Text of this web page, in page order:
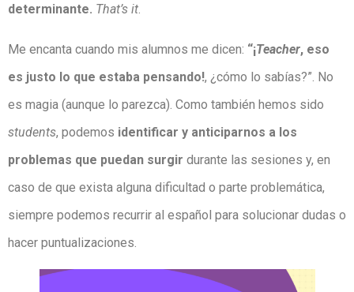
determinante. That’s it
Me encanta cuando mis alumnos me dicen: “¡Teacher, eso
es justo lo que estaba pensando!, ¿cómo lo sabías?”. No
es magia (aunque lo parezca). Como también hemos sido
students, podemos identificar y anticiparnos a los
problemas que puedan surgir durante las sesiones y, en
caso de que exista alguna dificultad o parte problemática,
siempre podemos recurrir al español para solucionar dudas o
hacer puntualizaciones.